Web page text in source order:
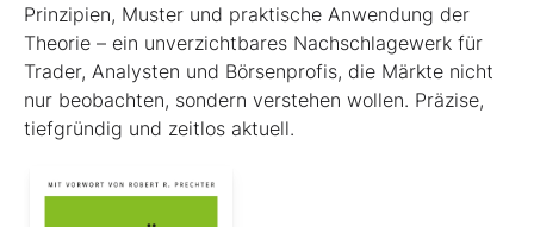
Prinzipien, Muster und praktische Anwendung der
Theorie – ein unverzichtbares Nachschlagewerk für
Trader, Analysten und Börsenprofis, die Märkte nicht
nur beobachten, sondern verstehen wollen. Präzise,
tiefgründig und zeitlos aktuell.